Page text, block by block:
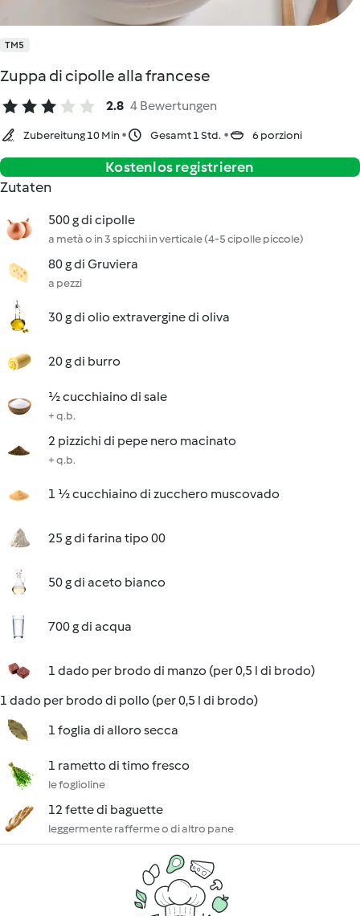
TM5
Zuppa di cipolle alla francese
2.8 4 Bewertungen
Zubereitung 10 Min Gesamt 1 Std. 6 porzioni
Kostenlos registrieren
Zutaten
500 g di cipolle
a metà o in 3 spicchi in verticale (4-5 cipolle piccole)
80 g di Gruviera
a pezzi
30 g di olio extravergine di oliva
20 g di burro
½ cucchiaino di sale
+ q.b.
2 pizzichi di pepe nero macinato
+ q.b.
1 ½ cucchiaino di zucchero muscovado
25 g di farina tipo 00
50 g di aceto bianco
700 g di acqua
1 dado per brodo di manzo (per 0,5 l di brodo)
1 dado per brodo di pollo (per 0,5 l di brodo)
1 foglia di alloro secca
1 rametto di timo fresco
le foglioline
12 fette di baguette
leggermente rafferme o di altro pane